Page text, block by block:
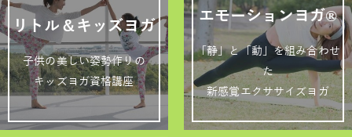
リトル＆キッズヨガ
子供の美しい姿勢作りの
キッズヨガ資格講座
エモーションヨガ®
「静」と「動」を組み合わせ
た
新感覚エクササイズヨガ